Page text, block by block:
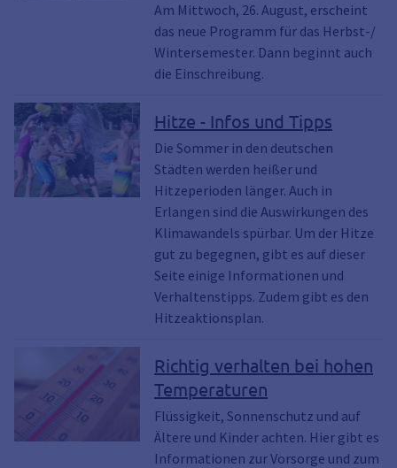
Am Mittwoch, 26. August, erscheint
das neue Programm für das Herbst-/
Wintersemester. Dann beginnt auch
die Einschreibung.
Hitze - Infos und Tipps
Die Sommer in den deutschen
Städten werden heißer und
Hitzeperioden länger. Auch in
Erlangen sind die Auswirkungen des
Klimawandels spürbar. Um der Hitze
gut zu begegnen, gibt es auf dieser
Seite einige Informationen und
Verhaltenstipps. Zudem gibt es den
Hitzeaktionsplan.
Richtig verhalten bei hohen
Temperaturen
Flüssigkeit, Sonnenschutz und auf
Ältere und Kinder achten. Hier gibt es
Informationen zur Vorsorge und zum